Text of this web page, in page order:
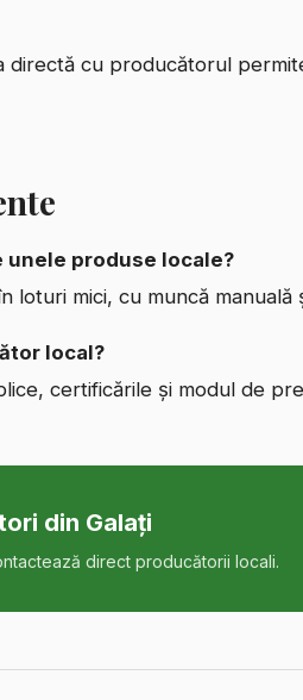
directă cu producătorul
unele produse locale?
loturi mici, cu muncă manuală
local?
certificările și modul de
din Galați
direct producătorii locali.